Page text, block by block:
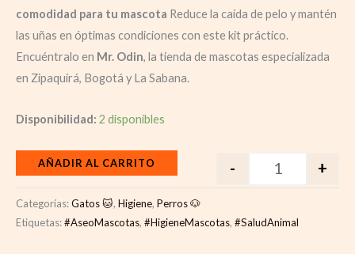
comodidad para tu mascota Reduce la caída de pelo y mantén
las uñas en óptimas condiciones con este kit práctico.
Encuéntralo en Mr. Odin, la tienda de mascotas especializada
en Zipaquirá, Bogotá y La Sabana.
Disponibilidad: 2 disponibles
- +
AÑADIR AL CARRITO
Categorías:Gatos 🐱, Higiene, Perros 🐶
Etiquetas:#AseoMascotas, #HigieneMascotas, #SaludAnimal